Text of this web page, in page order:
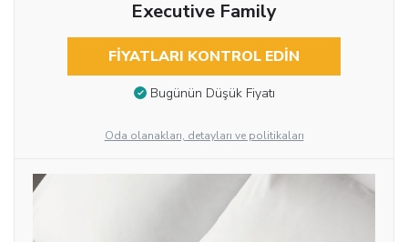
Executive Family
FIYATLARI KONTROL EDIN
Bugünün Düşük Fiyatı
Oda olanakları, detayları ve politikaları